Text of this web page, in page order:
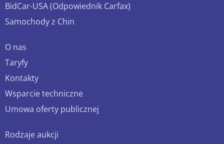
BidCar-USA (Odpowiednik Carfax)
Samochody z Chin
O nas
Taryfy
Kontakty
Wsparcie techniczne
Umowa oferty publicznej
Rodzaje aukcji